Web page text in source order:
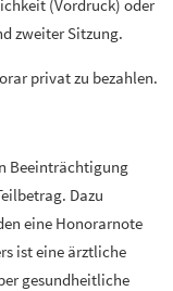
(Vordruck) oder
zweiter Sitzung.
privat zu bezahlen.
Beeinträchtigung
Dazu
eine Honorarnote
ist eine ärztliche
gesundheitliche